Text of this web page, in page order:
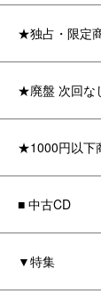
★独占・限定
★廃盤 次回な
★1000円以下
■ 中古CD
▼特集